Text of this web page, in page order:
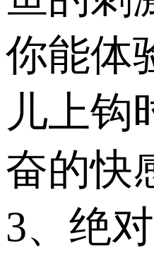
你能体
儿上钩
奋的快
3、绝